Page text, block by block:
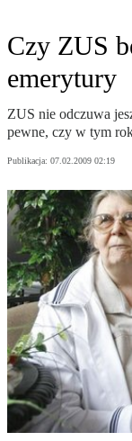
Czy ZUS
emerytury
ZUS nie odczuwa
pewne, czy w tym
Publikacja: 07.02.2009 02:19